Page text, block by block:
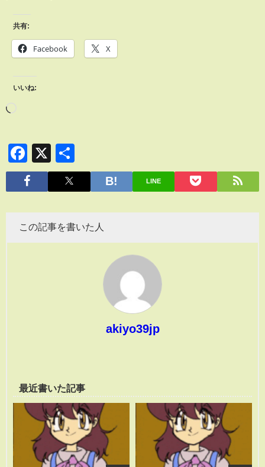
共有:
Facebook X
いいね:
Facebook
X
有
LINE
この記事を書いた人
akiyo39jp
最近書いた記事